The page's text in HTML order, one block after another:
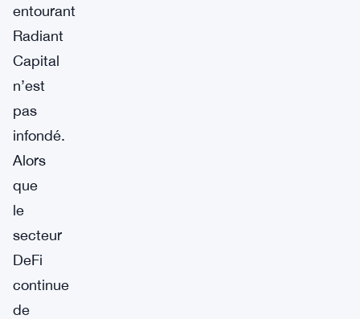
entourant
Radiant
Capital
n’est
pas
infondé.
Alors
que
le
secteur
DeFi
continue
de